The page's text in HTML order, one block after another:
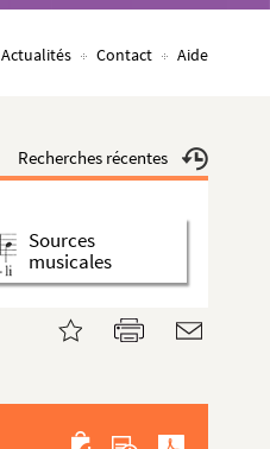
Actualités Contact Aide
Recherches récentes
Sources
musicales